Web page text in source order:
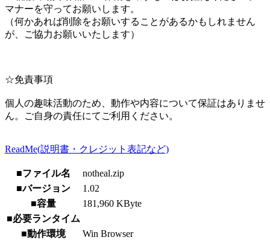
マナーを守ってお願いします。
（何かあれば削除をお願いすることがあるかもしれません
が、ご協力お願いいたします）
☆免責事項
個人の趣味活動のため、動作や内容について保証はありませ
ん。ご自身の責任にてご利用ください。
ReadMe(説明書・クレジット表記など)
■ファイル名
notheal.zip
■バージョン
1.02
■容量
181,960 KByte
■必要ランタイム
■動作環境
Win Browser